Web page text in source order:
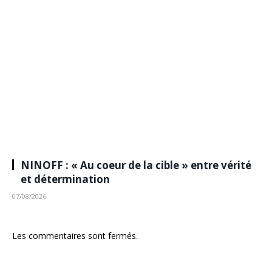
NINOFF : « Au coeur de la cible » entre vérité
et détermination
07/08/2026
Les commentaires sont fermés.